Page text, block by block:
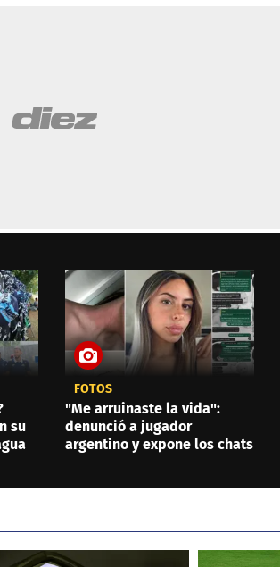
su
FOTOS
"Me arruinaste la vida":
denunció a jugador
argentino y expone los chats